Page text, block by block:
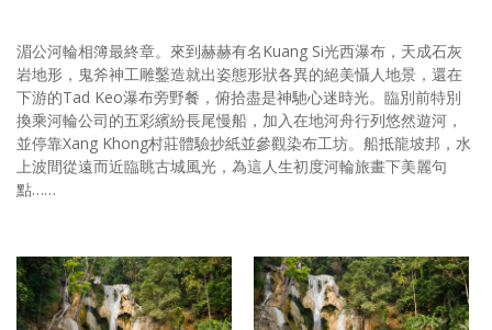
書房集
日記簿
餐桌週記
照相簿
影音區
湄公河輪相簿最終章。來到赫赫有名Kuang Si光西瀑布，天成石灰
岩地形，鬼斧神工雕鑿造就出姿態形狀各異的絕美懾人地景，還在
下游的Tad Keo瀑布旁野餐，俯拾盡是神馳心迷時光。臨別前特別
換乘河輪公司的五彩繽紛長尾慢船，加入在地河舟行列悠然遊河，
並停靠Xang Khong村莊體驗抄紙並參觀染布工坊。船抵龍坡邦，水
上波間從遠而近臨眺古城風光，為這人生初度河輪旅畫下美麗句
點……